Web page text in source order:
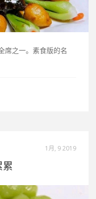
席之一。素食版的名
1月, 9 2019
累